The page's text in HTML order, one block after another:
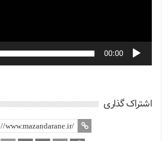
00:00
اشتراک گذاری